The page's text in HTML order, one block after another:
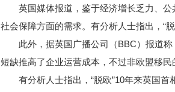
英国媒体报道，鉴于经济增长乏力、公
社会保障方面的需求。有分析人士指出，“
此外，据英国广播公司（BBC）报道称
短缺推高了企业运营成本，不过非欧盟移民
有分析人士指出，“脱欧”10年来英国首